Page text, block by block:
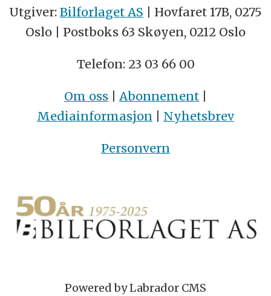
Utgiver: Bilforlaget AS | Hovfaret 17B, 0275
Oslo | Postboks 63 Skøyen, 0212 Oslo
Telefon: 23 03 66 00
Om oss | Abonnement |
Mediainformasjon | Nyhetsbrev
Personvern
Powered by Labrador CMS